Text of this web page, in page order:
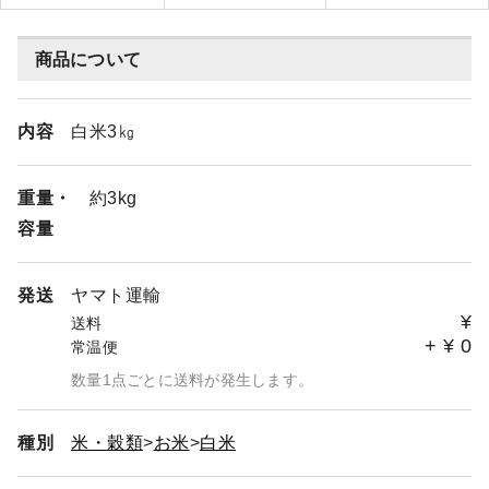
商品について
内容 白米3㎏
重量・
容量
約3kg
発送 ヤマト運輸
送料 ¥
常温便 + ¥ 0
数量1点ごとに送料が発生します。
種別 米・穀類 お米 白米